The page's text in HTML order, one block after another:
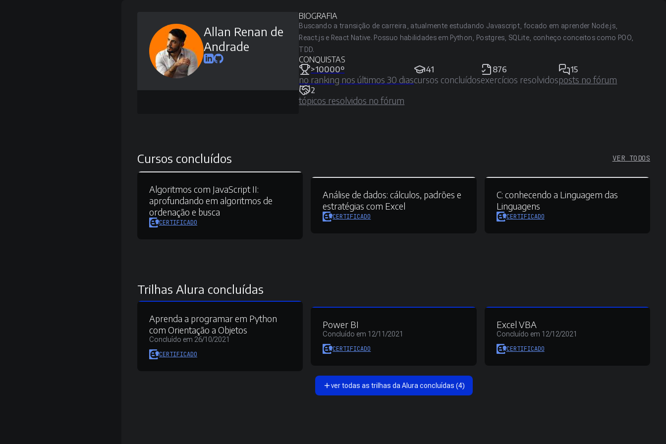
Allan Renan de
Andrade
BIOGRAFIA
Buscando a transição de carreira, atualmente estudando Javascript, focado em aprender Node.js,
React.js e React Native. Possuo habilidades em Python, Postgres, SQLite, conheço conceitos como POO,
TDD.
CONQUISTAS
>10000º
no ranking nos últimos 30 dias
41
cursos concluídos
876
exercícios resolvidos
15
posts no fórum
2
tópicos resolvidos no fórum
Cursos concluídos VER TODOS
Algoritmos com JavaScript II:
aprofundando em algoritmos de
ordenação e busca
CERTIFICADO
Análise de dados: cálculos, padrões e
estratégias com Excel
CERTIFICADO
C: conhecendo a Linguagem das
Linguagens
CERTIFICADO
Trilhas Alura concluídas
Aprenda a programar em Python
com Orientação a Objetos
Concluído em 26/10/2021
CERTIFICADO
Power BI
Concluído em 12/11/2021
CERTIFICADO
Excel VBA
Concluído em 12/12/2021
CERTIFICADO
ver todas as trilhas da Alura concluídas (4)